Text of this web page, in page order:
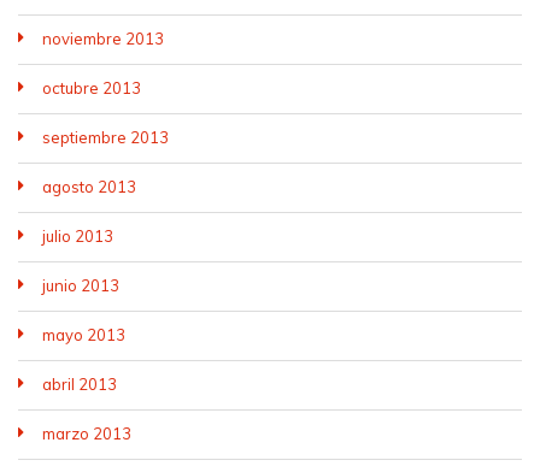
noviembre 2013
octubre 2013
septiembre 2013
agosto 2013
julio 2013
junio 2013
mayo 2013
abril 2013
marzo 2013